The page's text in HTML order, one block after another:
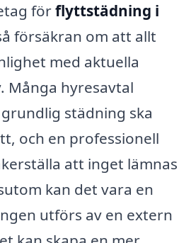
förflyttstädning i
försäkran om att allt
med aktuella
Många hyresavtal
städning ska
och en professionell
att inget lämnas
kan det vara en
utförs av en extern